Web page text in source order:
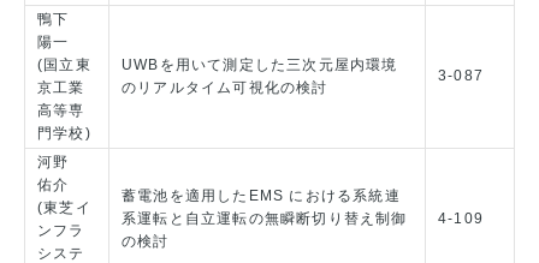
鴨下
陽一
(国立東
京工業
高等専
門学校)
UWBを用いて測定した三次元屋内環境
のリアルタイム可視化の検討
3-087
河野
佑介
(東芝イ
ンフラ
システ
蓄電池を適用したEMS における系統連
系運転と自立運転の無瞬断切り替え制御
の検討
4-109